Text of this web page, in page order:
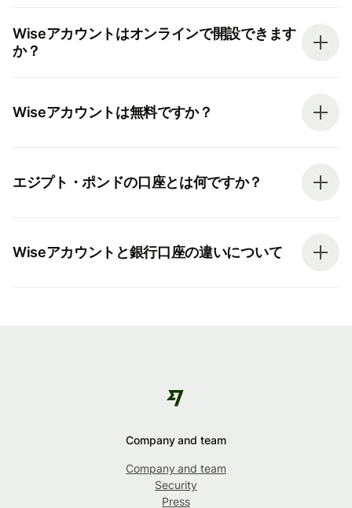
Wiseアカウントはオンラインで開設できます
か？
Wiseアカウントは無料ですか？
エジプト・ポンドの口座とは何ですか？
Wiseアカウントと銀行口座の違いについて
Company and team
Company and team
Security
Press